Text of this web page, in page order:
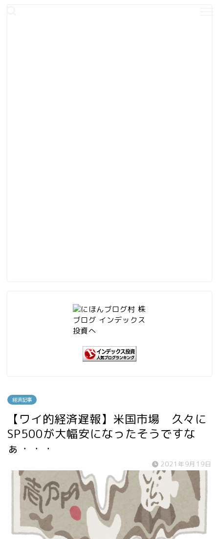
経済記事
【ワイ的経済遅報】米国市場 久々に
SP500が大幅安になったそうですな
ぁ・・・
2021年9月19日